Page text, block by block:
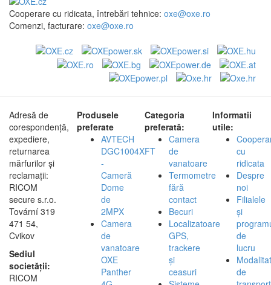
Cooperare cu ridicata, întrebări tehnice: oxe@oxe.ro
Comenzi, facturare: oxe@oxe.ro
Adresă de
corespondență,
expediere,
returnarea
mărfurilor și
reclamații:
RICOM
secure s.r.o.
Tovární 319
471 54,
Cvikov
Sediul
societății:
RICOM
Produsele
preferate
AVTECH
DGC1004XFT
-
Cameră
Dome
de
2MPX
Camera
de
vanatoare
OXE
Panther
Categoria
preferată:
Camera
de
vanatoare
Termometre
fără
contact
Becuri
Localizatoare
GPS,
trackere
și
ceasuri
Informatii
utile:
cu
ridicata
Despre
noi
Filialele
și
de
lucru
de